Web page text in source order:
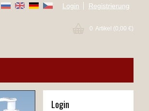
Login Registrierung
0 Artikel (0,00 €)
Login